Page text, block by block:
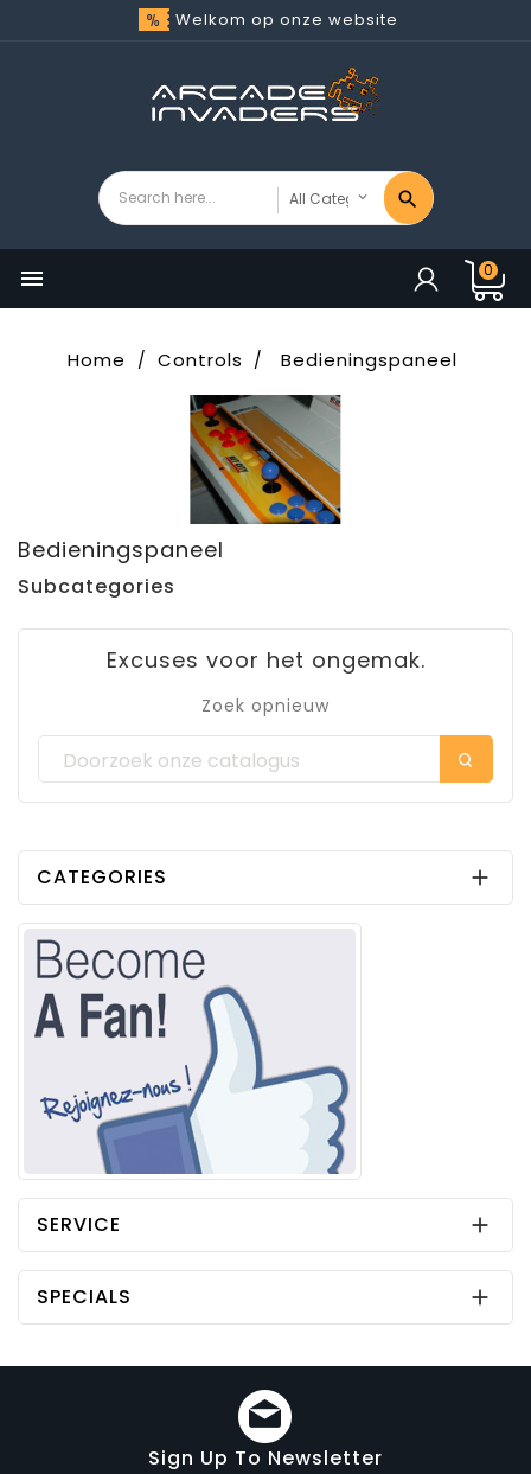
Welkom op onze website
 0
Home Controls Bedieningspaneel
Bedieningspaneel
Subcategories
Excuses voor het ongemak.
Zoek opnieuw
CATEGORIES 
SERVICE 
SPECIALS 
Sign Up To Newsletter